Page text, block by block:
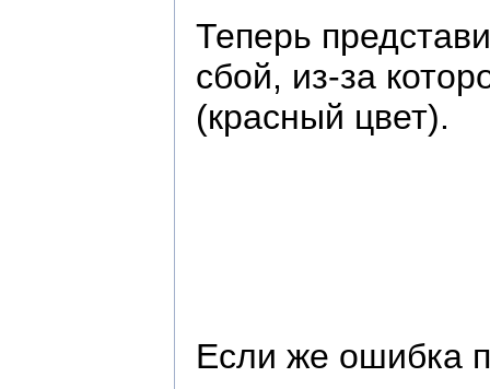
Теперь
сбой, из-за
(красный цвет).
Если же ошибка